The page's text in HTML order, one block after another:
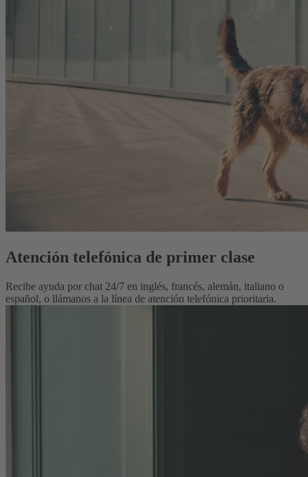
Atención telefónica de primer clase
Recibe ayuda por chat 24/7 en inglés, francés, alemán, italiano o
español, o llámanos a la línea de atención telefónica prioritaria.